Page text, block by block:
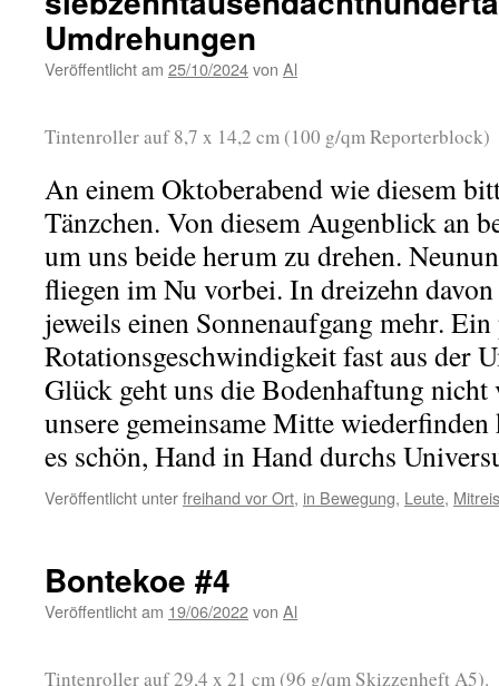
Umdrehungen
Veröffentlicht am 25/10/2024von Al
Tintenroller auf 8,7 x 14,2 cm (100 g/qm Reporterblock)
An einem Oktoberabend wie diesem
Tänzchen. Von diesem Augenblick an
um uns beide herum zu drehen.
fliegen im Nu vorbei. In dreizehn
jeweils einen Sonnenaufgang mehr.
Rotationsgeschwindigkeit fast aus der
Glück geht uns die Bodenhaftung nicht
unsere gemeinsame Mitte
es schön, Hand in Hand durchs
Veröffentlicht unterfreihand vor Ort, in Bewegung, Leute,
Bontekoe #4
Veröffentlicht am 19/06/2022von Al
Tintenroller auf 29,4 x 21 cm (96 g/qm Skizzenheft A5).